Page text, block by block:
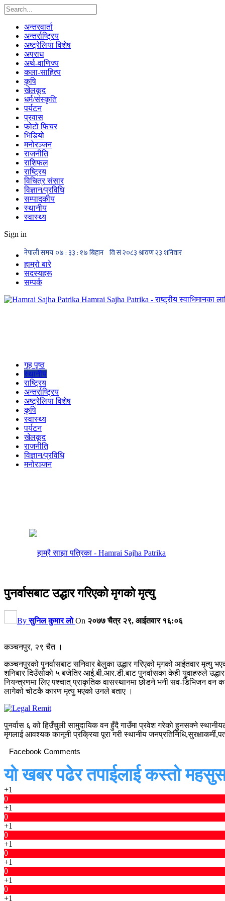
अन्तरवार्ता
अन्तर्राष्ट्रिय
अष्ट्रेलिया विशेष
अपराध
अर्थ-वाणिज्य
कला-साहित्य
कृषि
खेलकूद
धर्म/संस्कृति
पर्यटन
प्रवास
फोटो फिचर
भिडियो
मनोरञ्जन
राजनीति
राशिफल
राष्ट्रिय
विचित्र संसार
विज्ञान/प्रविधि
सम्पादकीय
स्थानीय
स्वास्थ्य
Sign in
हाम्रो बारे
सदस्यहरू
सम्पर्क
Hamrai Sajha Patrika - राष्ट्रीय स्वाभिमानका
गृह पृष्ठ
स्थानीय
राष्ट्रिय
अन्तर्राष्ट्रिय
अष्ट्रेलिया विशेष
कृषि
स्वास्थ्य
पर्यटन
खेलकूद
राजनीति
विज्ञान/प्रविधि
मनोरञ्जन
पुनर्वासबाट उद्धार गरिएको मृगको मृत्यु
Byसुनिल कुमार लो On २०७७ चैत्र २९, आईतवार १६:०६
कञ्चनपुर, २९ चैत ।
कञ्चनपुरको पुनर्वासबाट सनिवार बेलुका उद्धार गरिएको मृगको आईतवार मृत्यु
शनिबार दिउँसोको ५ बजेतिर आई.बी.आर.डी.बाट पुनर्वासका केही युवाहरुले
नियन्त्रणमा लिए पश्चात् प्राकृतिक वासस्थानमा छोडने भनी सव-डिभिजन वन
लागेको चोटकै कारण मृत्यु भएको उनले बताए ।
पुनर्वास ६ को हिउँचुली सामुदायिक वन हुँदै गाउँमा प्रवेश गरेको हुनसक्ने
मृगलाई आवश्यक कानूनी प्रक्रिया पूरा गरी स्थानीय
Facebook Comments
यो खबर पढेर तपाईलाई कस्तो
+1
0
+1
0
+1
0
+1
0
+1
0
+1
0
+1